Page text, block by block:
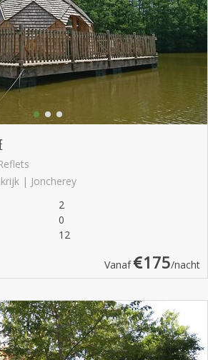
| Joncherey
2
0
12
Vanaf 175/nacht